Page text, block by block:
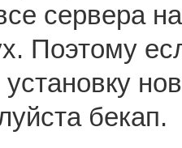
сервера
Поэтому
установку
бекап.